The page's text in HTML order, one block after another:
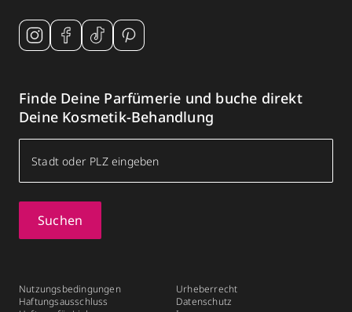
Finde Deine Parfümerie und buche direkt
Deine Kosmetik-Behandlung
Suchen
Nutzungsbedingungen
Haftungsausschluss
Urheberrecht
Datenschutz